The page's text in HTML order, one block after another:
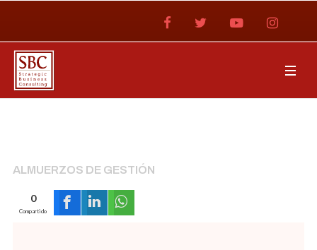
ALMUERZOS DE GESTIÓN
0
Compartido